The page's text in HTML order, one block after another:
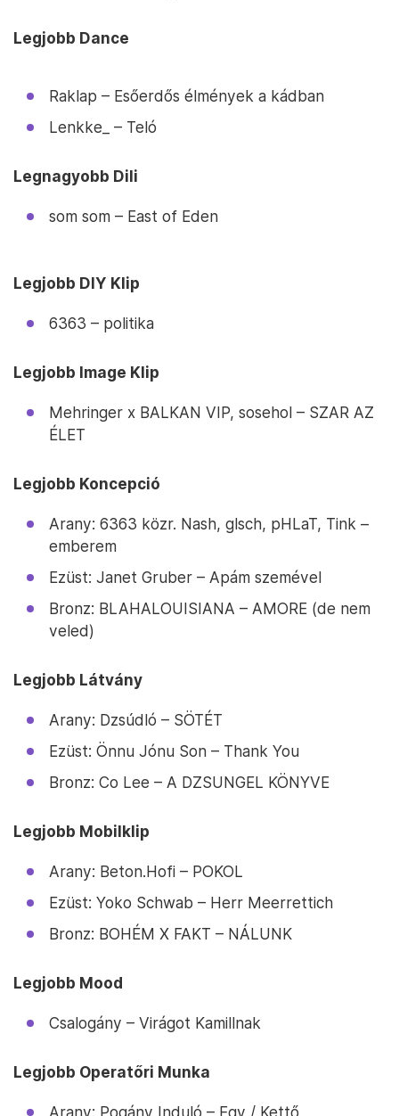
Legjobb Dance
Raklap – Esőerdős élmények a kádban
Lenkke_ – Teló
Legnagyobb Dili
som som – East of Eden
Legjobb DIY Klip
6363 – politika
Legjobb Image Klip
Mehringer x BALKAN VIP, sosehol – SZAR AZ
ÉLET
Legjobb Koncepció
Arany: 6363 közr. Nash, glsch, pHLaT, Tink –
emberem
Ezüst: Janet Gruber – Apám szemével
Bronz: BLAHALOUISIANA – AMORE (de nem
veled)
Legjobb Látvány
Arany: Dzsúdló – SÖTÉT
Ezüst: Önnu Jónu Son – Thank You
Bronz: Co Lee – A DZSUNGEL KÖNYVE
Legjobb Mobilklip
Arany: Beton.Hofi – POKOL
Ezüst: Yoko Schwab – Herr Meerrettich
Bronz: BOHÉM X FAKT – NÁLUNK
Legjobb Mood
Csalogány – Virágot Kamillnak
Legjobb Operatőri Munka
Arany: Pogány Induló – Egy / Kettő